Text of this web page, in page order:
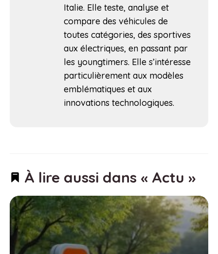
Italie. Elle teste, analyse et
compare des véhicules de
toutes catégories, des sportives
aux électriques, en passant par
les youngtimers. Elle s’intéresse
particulièrement aux modèles
emblématiques et aux
innovations technologiques.
À lire aussi dans « Actu »